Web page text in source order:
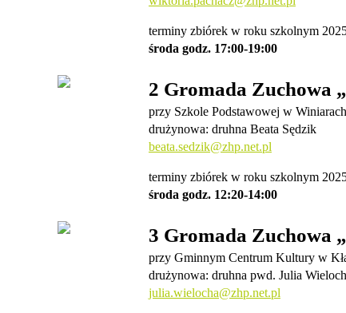
terminy zbiórek w roku szkolnym
środa godz. 17:00-19:00
2 Gromada Zuchowa
przy Szkole Podstawowej w
drużynowa: druhna Beata Sędzik
beata.sedzik@zhp.net.pl
terminy zbiórek w roku szkolnym
środa godz. 12:20-14:00
3 Gromada Zuchowa
przy Gminnym Centrum Kultury w
drużynowa: druhna pwd. Julia
julia.wielocha@zhp.net.pl